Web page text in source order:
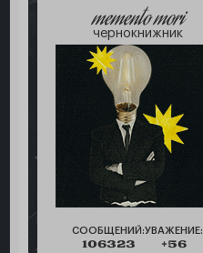
memento mori
чернокнижник
СООБЩЕНИЙ:
106323
УВАЖЕНИЕ:
+56